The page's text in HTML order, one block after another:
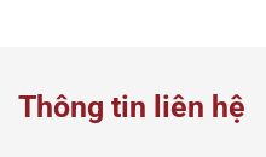
Thông tin liên hệ